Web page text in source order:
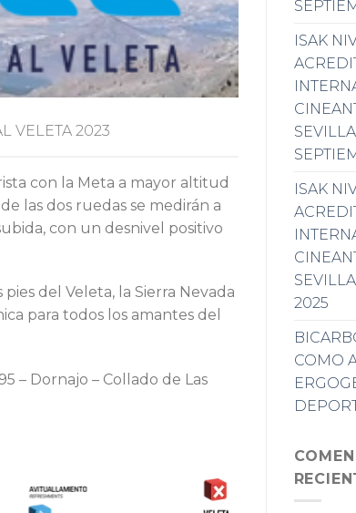
VELETA 2023
con la Meta a mayor altitud
las dos ruedas se medirán a
con un desnivel positivo
del Veleta, la Sierra Nevada
para todos los amantes del
– Dornajo – Collado de Las
ISAK
ISAK
2025
COMO